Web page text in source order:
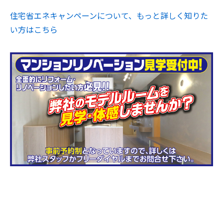
住宅省エネキャンペーンについて、もっと詳しく知りた
い方はこちら